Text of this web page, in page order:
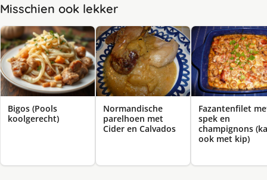
Misschien ook lekker
Bigos (Pools
koolgerecht)
Normandische
parelhoen met
Cider en Calvados
Fazantenfilet
spek en
champignons
ook met kip)